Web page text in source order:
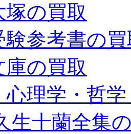
塚の買取
験参考書の
庫の買取
心理学・哲
生十蘭全集